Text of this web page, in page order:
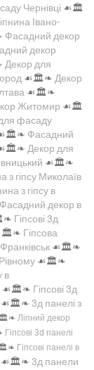
Чернівці ☙🏛️
Івано-
Фасадний декор
декор
Декор для
☙🏛️❧ Декор
☙🏛️❧
Житомир ☙🏛️
фасаду
Фасадний
Декор для
☙🏛️❧
з гіпсу Миколаїв
з гіпсу в
Фасадний декор в
Гіпсові 3д
Гіпсова
☙🏛️❧
☙🏛️❧
в
☙🏛️❧ Гіпсові 3д
☙🏛️❧ 3д панелі з
Ліпний декор
Гіпсові 3d панелі
Гіпсові панелі в
☙🏛️❧ 3д панели